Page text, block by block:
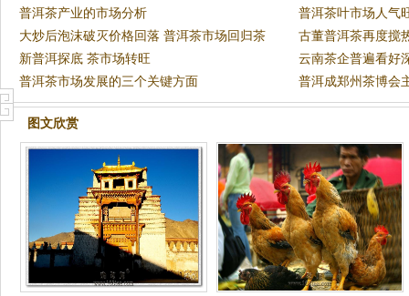
起！
普洱茶产业的市场分析
普洱茶叶市场人气
大炒后泡沫破灭价格回落 普洱茶市场回归茶
本位
古董普洱茶再度搅
新普洱探底 茶市场转旺
云南茶企普遍看好
普洱茶市场发展的三个关键方面
普洱成郑州茶博会
图文欣赏